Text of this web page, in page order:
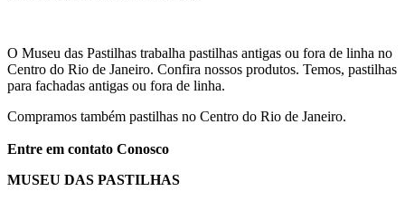
O Museu das Pastilhas trabalha pastilhas antigas ou fora de linha no
Centro do Rio de Janeiro. Confira nossos produtos. Temos, pastilhas
para fachadas antigas ou fora de linha.
Compramos também pastilhas no Centro do Rio de Janeiro.
Entre em contato Conosco
MUSEU DAS PASTILHAS